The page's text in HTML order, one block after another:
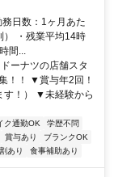
日数：1ヶ月あた
） ・残業平均14時
間...
ーナツの店舗スタ
！！ ▼賞与年2回！
す！） ▼未経験から
ク通勤OK
学歴不問
賞与あり
ブランクOK
あり 食事補助あり